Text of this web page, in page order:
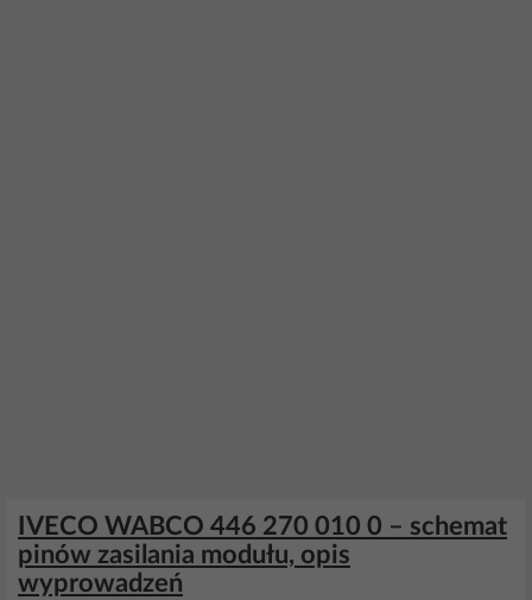
IVECO WABCO 446 270 010 0 – schemat
pinów zasilania modułu, opis
wyprowadzeń